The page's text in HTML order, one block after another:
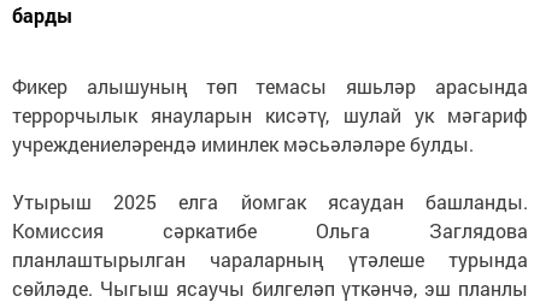
барды
Фикер алышуның төп темасы яшьләр арасында
террорчылык янауларын кисәтү, шулай ук мәгариф
учреждениеләрендә иминлек мәсьәләләре булды.
Утырыш 2025 елга йомгак ясаудан башланды.
Комиссия сәркатибе Ольга Заглядова
планлаштырылган чараларның үтәлеше турында
сөйләде. Чыгыш ясаучы билгеләп үткәнчә, эш планлы